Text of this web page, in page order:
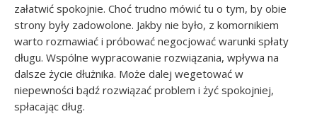
załatwić spokojnie. Choć trudno mówić tu o tym, by obie
strony były zadowolone. Jakby nie było, z komornikiem
warto rozmawiać i próbować negocjować warunki spłaty
długu. Wspólne wypracowanie rozwiązania, wpływa na
dalsze życie dłużnika. Może dalej wegetować w
niepewności bądź rozwiązać problem i żyć spokojniej,
spłacając dług.